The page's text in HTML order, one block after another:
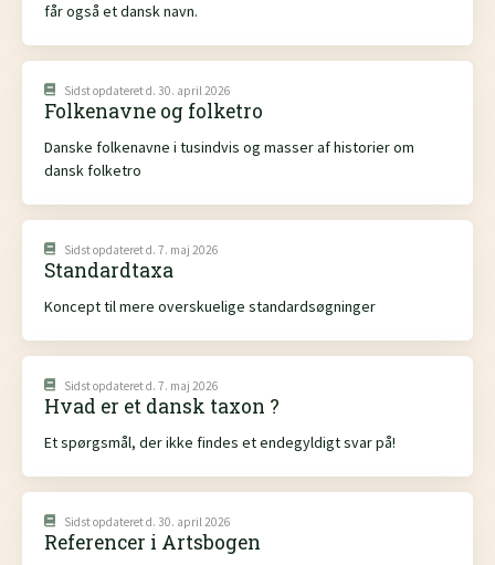
får også et dansk navn.
Sidst opdateret d. 30. april 2026
Folkenavne og folketro
Danske folkenavne i tusindvis og masser af historier om
dansk folketro
Sidst opdateret d. 7. maj 2026
Standardtaxa
Koncept til mere overskuelige standardsøgninger
Sidst opdateret d. 7. maj 2026
Hvad er et dansk taxon ?
Et spørgsmål, der ikke findes et endegyldigt svar på!
Sidst opdateret d. 30. april 2026
Referencer i Artsbogen